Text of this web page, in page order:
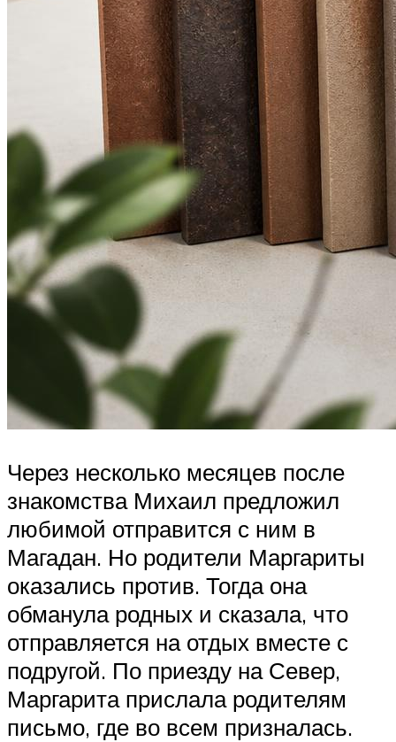
Через несколько месяцев после
знакомства Михаил предложил
любимой отправится с ним в
Магадан. Но родители Маргариты
оказались против. Тогда она
обманула родных и сказала, что
отправляется на отдых вместе с
подругой. По приезду на Север,
Маргарита прислала родителям
письмо, где во всем призналась.